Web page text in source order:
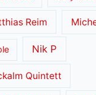
Reim
Nik P
Quintett